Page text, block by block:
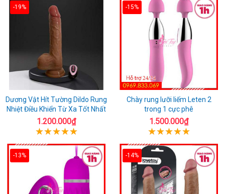
-19%
Dương Vật Hít Tường Dildo Rung
Nhiệt Điều Khiển Từ Xa Tốt Nhất
1.200.000₫
-15%
Chày rung lưỡi liếm Leten 2
trong 1 cực phê
1.500.000₫
-13% -14%